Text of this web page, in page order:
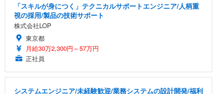
「スキルが身につく」テクニカルサポートエンジニア/人柄重
視の採用/製品の技術サポート
株式会社LOP
東京都
月給30万2,300円～57万円
正社員
システムエンジニア/未経験歓迎/業務システムの設計開発/福利